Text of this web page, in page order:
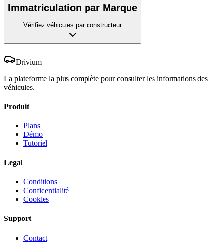
Immatriculation par Marque
Vérifiez véhicules par constructeur
Drivium
La plateforme la plus complète pour consulter les informations des
véhicules.
Produit
Plans
Démo
Tutoriel
Legal
Conditions
Confidentialité
Cookies
Support
Contact